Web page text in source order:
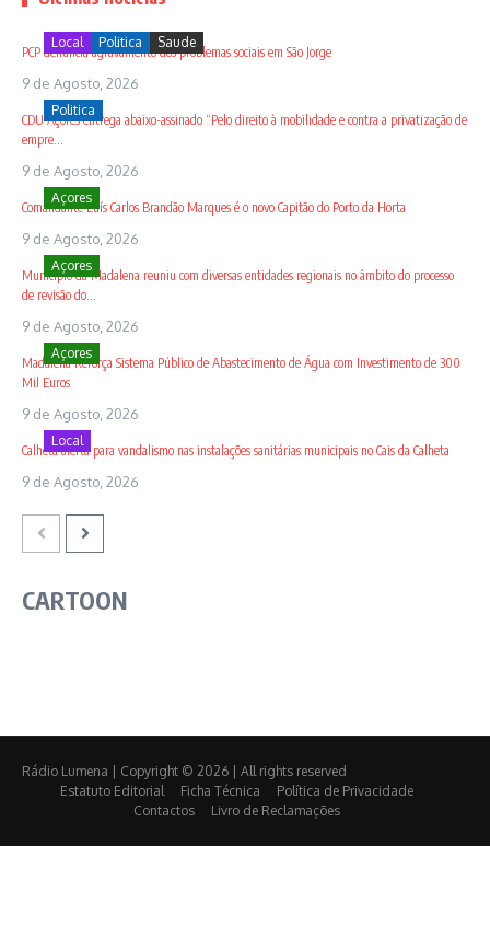
Local Politica Saude
PCP denuncia agravamento dos problemas sociais em São Jorge
9 de Agosto, 2026
Politica
CDU Açores entrega abaixo-assinado “Pelo direito à mobilidade e contra a privatização de
empre...
9 de Agosto, 2026
Açores
Comandante Luís Carlos Brandão Marques é o novo Capitão do Porto da Horta
9 de Agosto, 2026
Açores
Município da Madalena reuniu com diversas entidades regionais no âmbito do processo
de revisão do...
9 de Agosto, 2026
Açores
Madalena Reforça Sistema Público de Abastecimento de Água com Investimento de 300
Mil Euros
9 de Agosto, 2026
Local
Calheta alerta para vandalismo nas instalações sanitárias municipais no Cais da Calheta
9 de Agosto, 2026
CARTOON
Rádio Lumena | Copyright © 2026 | All rights reserved
Estatuto Editorial
Ficha Técnica
Política de Privacidade
Contactos
Livro de Reclamações